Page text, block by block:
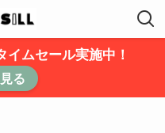
ムセール実施中！
る